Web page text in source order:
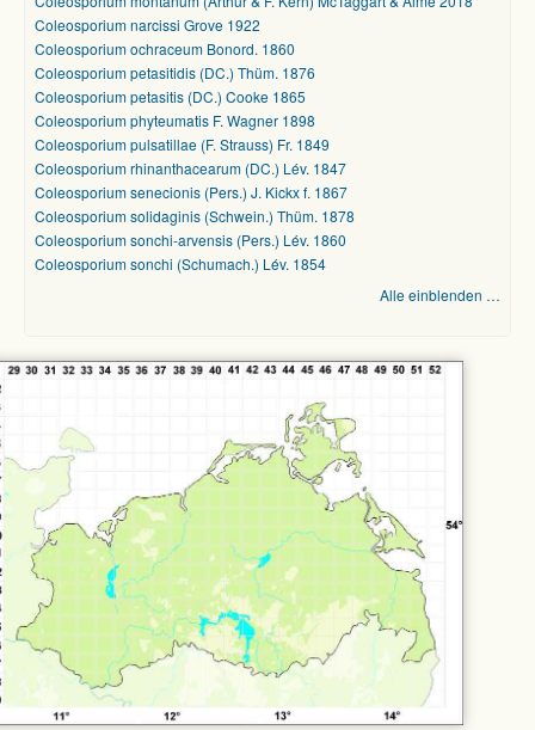
Coleosporium narcissi Grove 1922
Coleosporium ochraceum Bonord. 1860
Coleosporium petasitidis (DC.) Thüm. 1876
Coleosporium petasitis (DC.) Cooke 1865
Coleosporium phyteumatis F. Wagner 1898
Coleosporium pulsatillae (F. Strauss) Fr. 1849
Coleosporium rhinanthacearum (DC.) Lév. 1847
Coleosporium senecionis (Pers.) J. Kickx f. 1867
Coleosporium solidaginis (Schwein.) Thüm. 1878
Coleosporium sonchi-arvensis (Pers.) Lév. 1860
Coleosporium sonchi (Schumach.) Lév. 1854
Alle einblenden …